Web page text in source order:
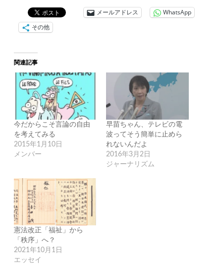
メールアドレス
WhatsApp
その他
関連記事
今だからこそ言論の自由
を考えてみる
2015年1月10日
メンバー
早苗ちゃん、テレビの電
波ってそう簡単に止めら
れないんだよ
2016年3月2日
ジャーナリズム
憲法改正「福祉」から
「秩序」へ？
2021年10月1日
エッセイ